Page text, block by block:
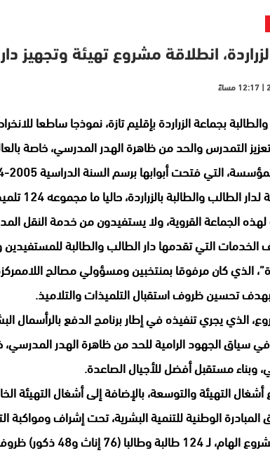
انطلاقة مشروع تهيئة وتجهيز
بجماعة الزراردة بإقليم تازة، نموذجا ساطعا
التمدرس والحد من ظاهرة الهدر المدرسي، خاصة
الخيرية
لهذه الجماعة القروية، ولا يستفيدون من خدمة النقل
التي تقدمها دار الطالب والطالبة
الذي كان مرفوقا بمنتخبين ومسؤولي مصالح
تحسين ظروف استقبال التلميذات والتلاميذ.
الذي يجري تنفيذه في إطار برنامج الدفع بالرأسمال
في سياق الجهود الرامية للحد من ظاهرة الهدر
وبناء مستقبل أفضل للأجيال الصاعدة.
الوطنية للتنمية البشرية، تحت إشراف ومواكبة
وسيوفر هذا المشروع